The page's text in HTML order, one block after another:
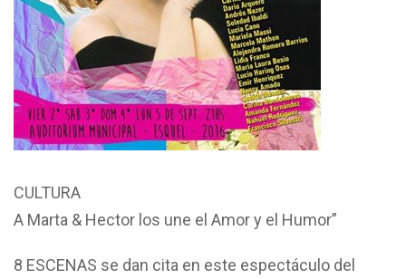
CULTURA
A Marta & Hector los une el Amor y el Humor”
8 ESCENAS se dan cita en este espectáculo del